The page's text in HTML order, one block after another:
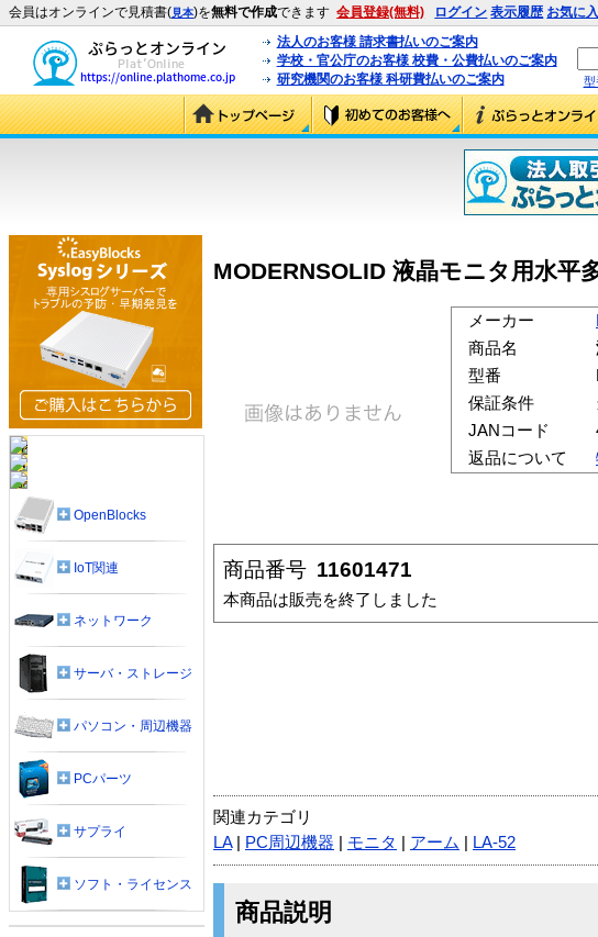
会員はオンラインで見積書(見本)を無料で作成できます 会員登録(無料) ログイン 表示履歴 お気に
法人のお客様 請求書払いのご案内
学校・官公庁のお客様 校費・公費払いのご案内
研究機関のお客様 科研費払いのご案内
型
MODERNSOLID 液晶モニタ用水平
メーカー
商品名
型番
保証条件
JANコード
返品について
商品番号 11601471
本商品は販売を終了しました
関連カテゴリ
LA| PC周辺機器 モニタ アーム LA-52
商品説明
OpenBlocks
IoT関連
ネットワーク
サーバ・ストレージ
パソコン・周辺機器
PCパーツ
サプライ
ソフト・ライセンス